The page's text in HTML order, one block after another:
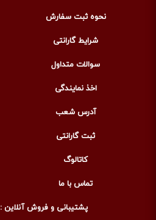
نحوه ثبت سفارش
شرایط گارانتی
سوالات متداول
اخذ نمایندگی
آدرس شعب
ثبت گارانتی
کاتالوگ
تماس با ما
پشتیبانی و فروش آنلاین : ۰۹۰۰۴۸۶۴۷۹۲